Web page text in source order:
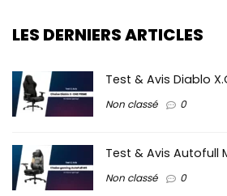
LES DERNIERS ARTICLES
Test & Avis Diablo
Non classé 0
Test & Avis Autofull
Non classé 0